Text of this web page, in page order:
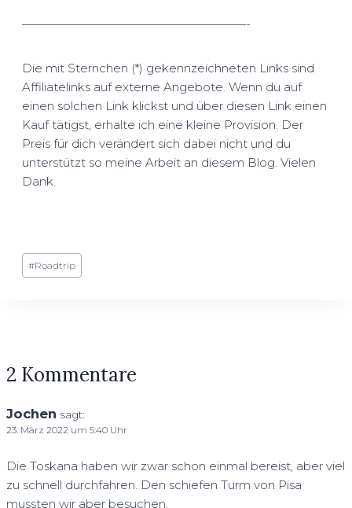
———————————————————-
Die mit Sternchen (*) gekennzeichneten Links sind
Affiliatelinks auf externe Angebote. Wenn du auf
einen solchen Link klickst und über diesen Link einen
Kauf tätigst, erhalte ich eine kleine Provision. Der
Preis für dich verändert sich dabei nicht und du
unterstützt so meine Arbeit an diesem Blog. Vielen
Dank.
Schlagworte:
#Roadtrip
2 Kommentare
Jochen sagt:
23. März 2022 um 5:40 Uhr
Die Toskana haben wir zwar schon einmal bereist, aber viel
zu schnell durchfahren. Den schiefen Turm von Pisa
mussten wir aber besuchen.